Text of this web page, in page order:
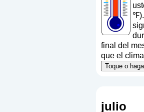
℉).
final del
que el
Toque o
julio